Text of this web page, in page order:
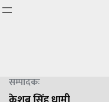
सम्पादकः